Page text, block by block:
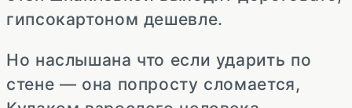
гипсокартоном дешевле.
Но наслышана что если ударить по
стене — она попросту сломается,